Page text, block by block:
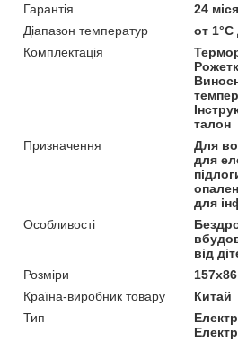
Гарантія
24
Діапазон температур
от 1°C
Комплектація
талон
Призначення
Для
для
для
Особливості
від
Розміри
Країна-виробник товару
Китай
Тип